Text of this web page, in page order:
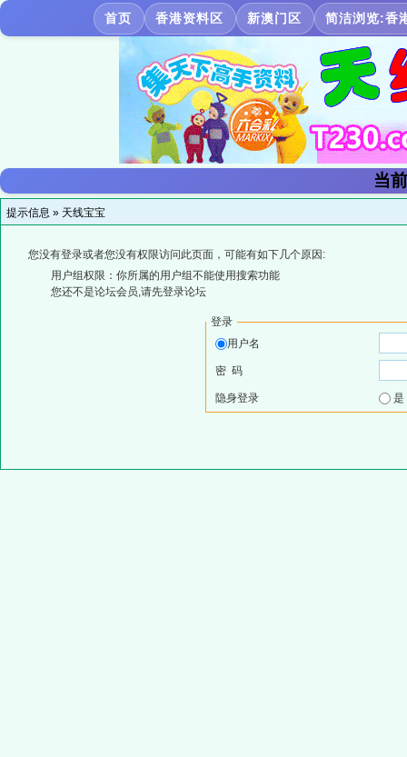
首页 香港资料区 新澳门区 简洁浏览:香
当
提示信息 » 天线宝宝
您没有登录或者您没有权限访问此页面，可能有如下几个原因:
用户组权限：你所属的用户组不能使用搜索功能
您还不是论坛会员,请先登录论坛
登录
用户名
密 码
隐身登录